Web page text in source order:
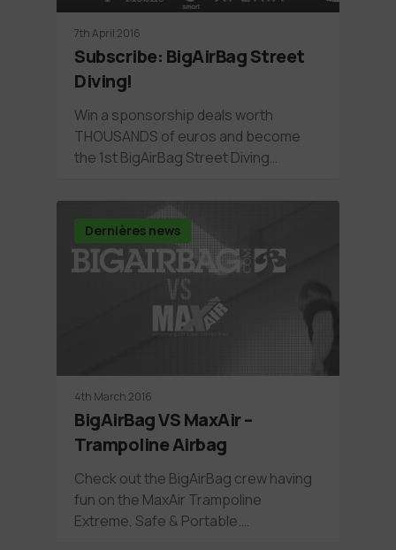
7th April 2016
Subscribe: BigAirBag Street
Diving!
Win a sponsorship deals worth
THOUSANDS of euros and become
the 1st BigAirBag Street Diving…
Dernières news
4th March 2016
BigAirBag VS MaxAir –
Trampoline Airbag
Check out the BigAirBag crew having
fun on the MaxAir Trampoline
Extreme, Safe & Portable.…